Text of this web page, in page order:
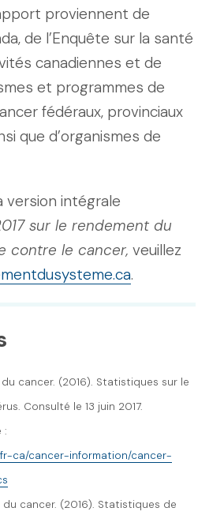
proviennent de
de l’Enquête sur la santé
canadiennes et de
et programmes de
fédéraux, provinciaux
que d’organismes de
version intégrale
sur le rendement du
contre le cancer, veuillez
.
cancer. (2016). Statistiques sur le
Consulté le 13 juin 2017.
:
ca/cancer-information/cancer-
cancer. (2016). Statistiques de